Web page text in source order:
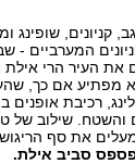
קניונים, שופינג
המערביים -
את העיר הרי
מפתיע אם כך,
רכיבת אופנים
את סף
סביב אילת.